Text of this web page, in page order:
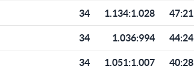
34 1.134:1.028 47:21
34 1.036:994 44:24
34 1.051:1.007 40:28